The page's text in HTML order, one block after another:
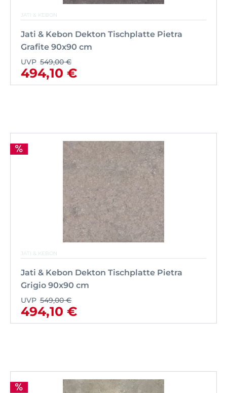
JATI & KEBON
Jati & Kebon Dekton Tischplatte Pietra
Grafite 90x90 cm
UVP 549,00 €
494,10 €
JATI & KEBON
Jati & Kebon Dekton Tischplatte Pietra
Grigio 90x90 cm
UVP 549,00 €
494,10 €